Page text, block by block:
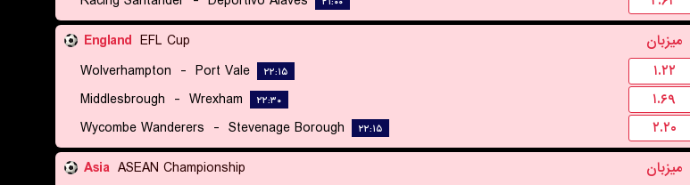
England EFL Cup میزبان
Wolverhampton - Port Vale ۲۲:۱۵ ۱.۲۲
Middlesbrough - Wrexham ۲۲:۳۰ ۱.۶۹
Wycombe Wanderers - Stevenage Borough ۲۲:۱۵ ۲.۲۰
Asia ASEAN Championship میزبان